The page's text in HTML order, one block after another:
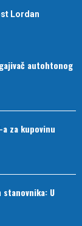
Lordan
autohtonog
a za kupovinu
U